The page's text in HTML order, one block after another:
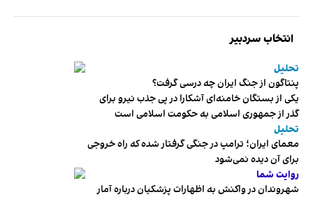
انتخاب سردبیر
تحلیل
پنتاگون از جنگ ایران چه درسی گرفت؟
یکی از بستگان خامنه‌ای آشکارا در پی جذب نیرو برای
گذر از جمهوری اسلامی به حکومت اسلامی است
تحلیل
معمای ایران؛ ترامپ در جنگی گرفتار شده که راه خروجی
برای آن دیده نمی‌شود
روایت شما
شهروندان در واکنش به اظهارات پزشکیان درباره آمار